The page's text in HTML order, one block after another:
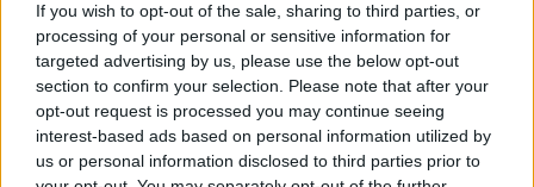
If you wish to opt-out of the sale, sharing to third parties, or
processing of your personal or sensitive information for
targeted advertising by us, please use the below opt-out
section to confirm your selection. Please note that after your
opt-out request is processed you may continue seeing
interest-based ads based on personal information utilized by
us or personal information disclosed to third parties prior to
AMBILITAL investe mais de 9 milhões de euros em
infraestruturas para tratar biorresíduos no Alentejo
A AMBILITAL está a construir novas infraestruturas de
compostagem e afinação de biorresíduos, num...
31 Julho, 2026 - 16:00